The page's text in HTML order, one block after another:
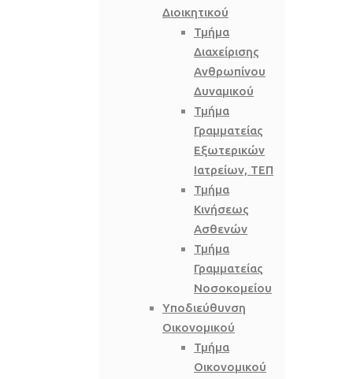
Διοικητικού
Τμήμα
Διαχείρισης
Ανθρωπίνου
Δυναμικού
Τμήμα
Γραμματείας
Εξωτερικών
Ιατρείων, ΤΕΠ
Τμήμα
Κινήσεως
Ασθενών
Τμήμα
Γραμματείας
Νοσοκομείου
Υποδιεύθυνση
Οικονομικού
Τμήμα
Οικονομικού